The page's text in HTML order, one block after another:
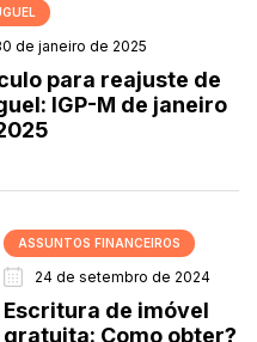
de janeiro de 2025
para reajuste de
IGP-M de janeiro
ASSUNTOS FINANCEIROS
24 de setembro de 2024
Escritura de imóvel
gratuita: Como obter?